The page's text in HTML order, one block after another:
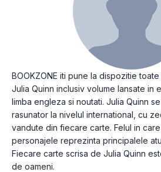
BOOKZONE iti pune la dispozitie
Julia Quinn inclusiv volume lansate in
limba engleza si noutati. Julia Quinn
rasunator la nivelul international, cu
vandute din fiecare carte. Felul in
personajele reprezinta principalele
Fiecare carte scrisa de Julia Quinn
de oameni.